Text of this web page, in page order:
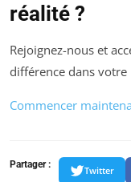
réalité ?
Rejoignez-nous et
différence dans
Commencer
Partager :
Twitter